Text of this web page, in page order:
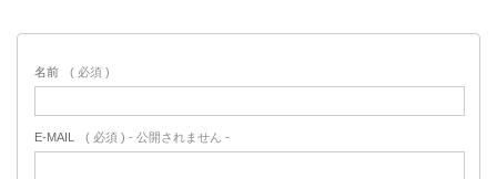
名前 ( 必須 )
E-MAIL ( 必須 ) - 公開されません -